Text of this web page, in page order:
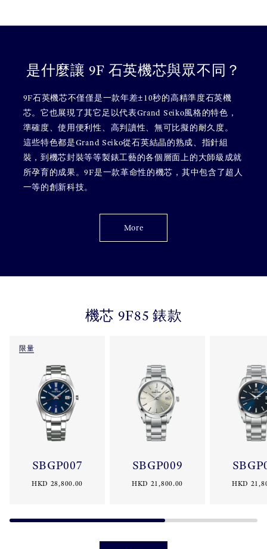
是什麼讓 9F 石英機芯與眾不同？
9F石英機芯不僅僅是一款年差±10秒的高精準度石英機
芯。它也展現了其它足以代表Grand Seiko風格的特色，
準確度、使用便利性、高判讀性、無可比擬的耐久度。
這些特色都是Grand Seiko從石英結晶的熟成、指針組
裝，到機芯封裝等等製錶工藝的各個層面上的大師級成就
所孕育的成果。9F是一款革命性的機芯，其中包含了超人
一等的創新科技。
More
機芯 9F85 錶款
限量
SBGP007
HKD 28,800.00
SBGP009
HKD 21,800.00 HKD